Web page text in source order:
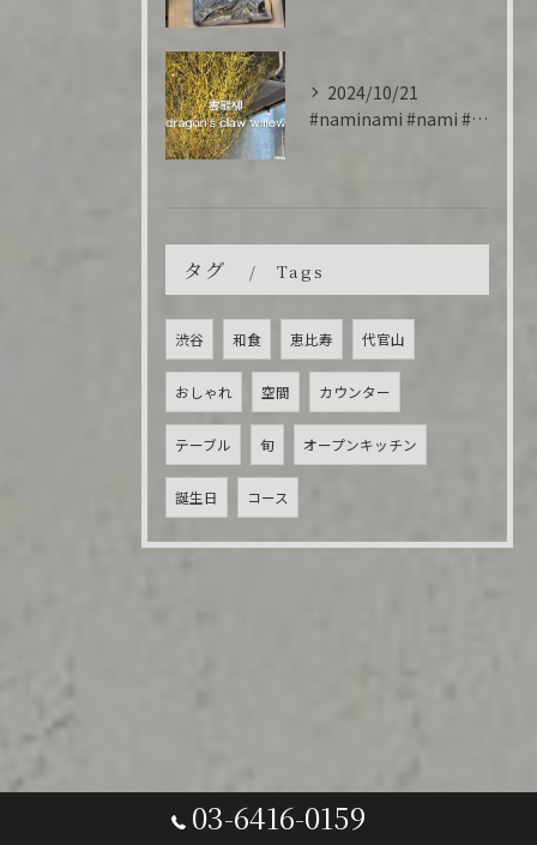
2024/10/21
#naminami #nami #雲龍柳 #willow
タグ Tags
渋谷 和食 恵比寿 代官山
おしゃれ 空間 カウンター
テーブル 旬 オープンキッチン
誕生日 コース
03-6416-0159